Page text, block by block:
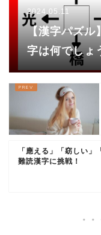
2024.05.11
【漢字パズ
字は何でしょ
「應える」「窈しい」
難読漢字に挑戦！